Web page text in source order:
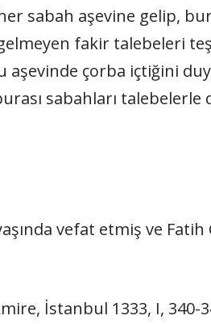
sabah aşevine gelip,
fakir talebeleri
aşevinde çorba içtiğini
sabahları
vefat etmiş ve
İstanbul 1333, I, 340-